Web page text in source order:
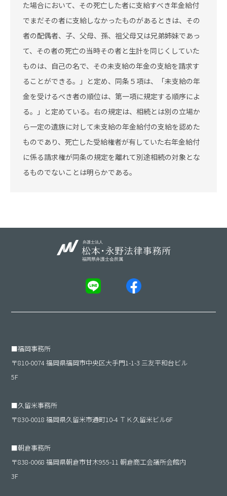
た場合において、その死亡した者に支給すべき年金給付
でまだその者に支給しなかったものがあるときは、その
者の配偶者、子、父母、孫、祖父母又は兄弟姉妹であっ
て、その者の死亡の当時その者と生計を同じくしていた
ものは、自己の名で、その未支給の年金の支給を請求す
ることができる。」と定め、同条５項は、「未支給の年
金を受けるべき者の順位は、第一項に規定する順序によ
る。」と定めている。右の規定は、相続とは別の立場か
ら一定の遺族に対して未支給の年金給付の支給を認めた
ものであり、死亡した受給権者が有していた右年金給付
に係る請求権が同条の規定を離れて別途相続の対象とな
るものでないことは明らかである。
■福岡事務所
〒810-0074 福岡県福岡市中央区大手門1-1-3 三友平和台ビル
5F
■久留米事務所
〒830-0018 福岡県久留米市通町10-4 ＴＫ久留米ビル6F
■朝倉事務所
〒838-0068 福岡県朝倉市甘木955-11 朝倉商工会議所会館内
3F